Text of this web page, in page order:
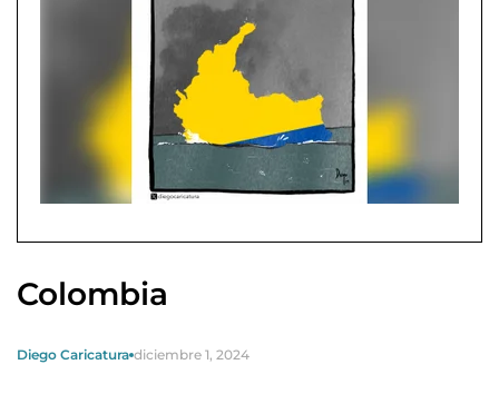
Colombia
Diego Caricatura diciembre 1, 2024